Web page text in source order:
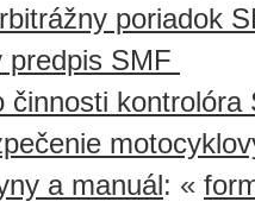
poriadok
predpis SMF
činnosti kontrolóra
a manuál: «